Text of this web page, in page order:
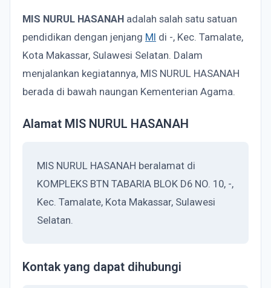
MIS NURUL HASANAH adalah salah satu satuan
pendidikan dengan jenjang MI di -, Kec. Tamalate,
Kota Makassar, Sulawesi Selatan. Dalam
menjalankan kegiatannya, MIS NURUL HASANAH
berada di bawah naungan Kementerian Agama.
Alamat MIS NURUL HASANAH
MIS NURUL HASANAH beralamat di
KOMPLEKS BTN TABARIA BLOK D6 NO. 10, -,
Kec. Tamalate, Kota Makassar, Sulawesi
Selatan.
Kontak yang dapat dihubungi